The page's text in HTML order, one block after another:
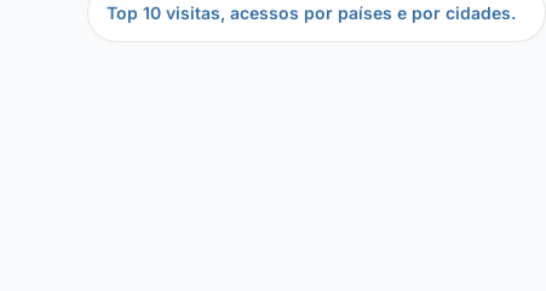
Top 10 visitas, acessos por países e por cidades.